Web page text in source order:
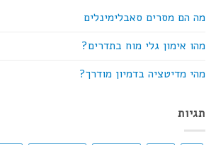
מה הם מסרים סאבלימינלים
מהו אימון גלי מוח בתדרים?
מהי מדיטציה בדמיון מודרך?
תגיות